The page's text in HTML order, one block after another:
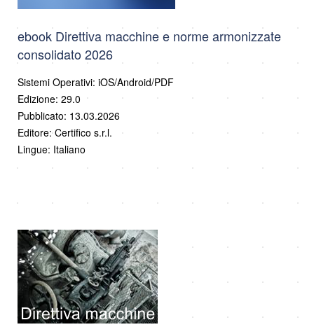
ebook Direttiva macchine e norme armonizzate
consolidato 2026
Sistemi Operativi: iOS/Android/PDF
Edizione: 29.0
Pubblicato: 13.03.2026
Editore: Certifico s.r.l.
Lingue: Italiano